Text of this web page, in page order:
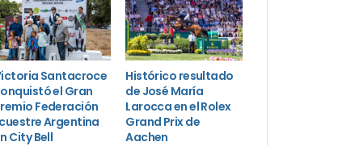
Santacroce
el Gran
Federación
Argentina
City Bell
Histórico resultado
de José María
Larocca en el Rolex
Grand Prix de
Aachen